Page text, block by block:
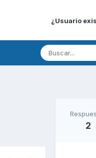
¿Usuario
2